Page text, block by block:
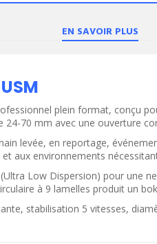
EN SAVOIR PLUS
plein format, conçu
70 mm avec une ouverture
levée, en reportage,
aux environnements
Low Dispersion) pour une
à 9 lamelles produit un
stabilisation 5 vitesses,
VOIR LE PRODUIT